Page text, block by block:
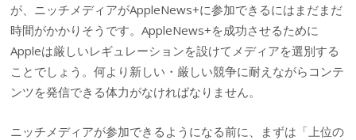
が、ニッチメディアがAppleNews+に参加できるにはまだまだ
時間がかかりそうです。AppleNews+を成功させるために
Appleは厳しいレギュレーションを設けてメディアを選別する
ことでしょう。何より新しい・厳しい競争に耐えながらコンテ
ンツを発信できる体力がなければなりません。
ニッチメディアが参加できるようになる前に、まずは「上位の